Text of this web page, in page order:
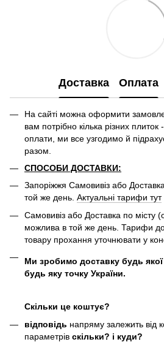
Доставка Оплата
На сайті можна оформити
вам потрібно кілька різних
оплати, ми все узгодимо й
разом.
СПОСОБИ ДОСТАВКИ:
Запоріжжя Самовивіз або
той же день. Актуальні тарифи тут
Самовивіз або Доставка по місту
можлива в той же день. Тарифи
товару прохання уточнювати у
Ми зробимо доставку будь якої
будь яку точку України.
Скільки це коштує?
відповідь напряму залежить від
параметрів скільки? і куди?